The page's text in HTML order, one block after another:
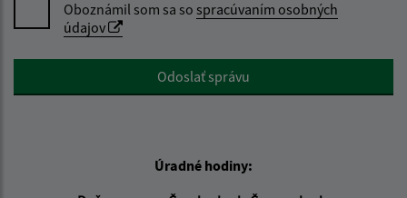
Oboznámil som sa so spracúvaním osobných
údajov
Google reCaptcha ResponseOdoslať správu
Úradné hodiny: